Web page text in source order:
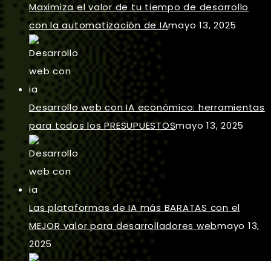
Maximiza el valor de tu tiempo de desarrollo
con la automatización de IAmayo 13, 2025
Desarrollo web con IA económico: herramientas
para todos los PRESUPUESTOSmayo 13, 2025
Las plataformas de IA más BARATAS con el
MEJOR valor para desarrolladores webmayo 13,
2025